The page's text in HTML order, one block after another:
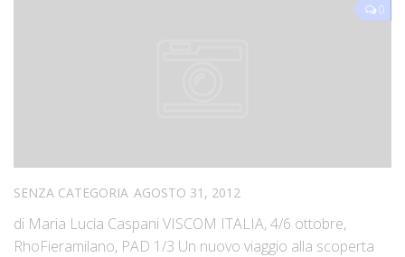
0
SENZA CATEGORIA AGOSTO 31, 2012
di Maria Lucia Caspani VISCOM ITALIA, 4/6 ottobre,
RhoFieramilano, PAD 1/3 Un nuovo viaggio alla scoperta